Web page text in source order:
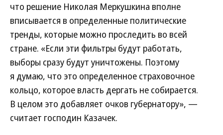
что решение Николая Меркушкина вполне
вписывается в определенные политические
тренды, которые можно проследить во всей
стране. «Если эти фильтры будут работать,
выборы сразу будут уничтожены. Поэтому
я думаю, что это определенное страховочное
кольцо, которое власть дергать не собирается.
В целом это добавляет очков губернатору», —
считает господин Казачек.